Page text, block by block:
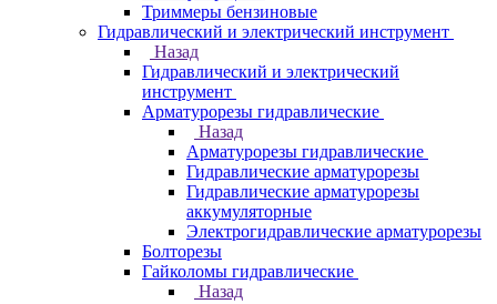
Триммеры бензиновые
Гидравлический и электрический инструмент
Назад
Гидравлический и электрический
инструмент
Арматурорезы гидравлические
Назад
Арматурорезы гидравлические
Гидравлические арматурорезы
Гидравлические арматурорезы
аккумуляторные
Электрогидравлические арматурорезы
Болторезы
Гайколомы гидравлические
Назад